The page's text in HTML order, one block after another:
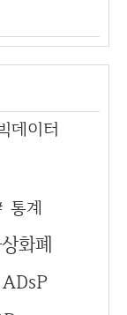
데이터
통계
화폐
ADsP